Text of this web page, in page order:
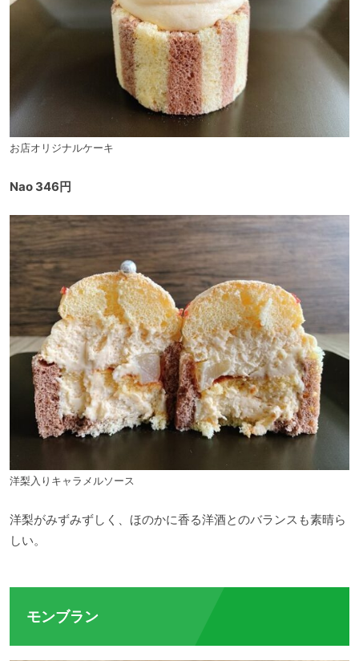
お店オリジナルケーキ
Nao 346円
洋梨入りキャラメルソース
洋梨がみずみずしく、ほのかに香る洋酒とのバランスも素晴ら
しい。
モンブラン